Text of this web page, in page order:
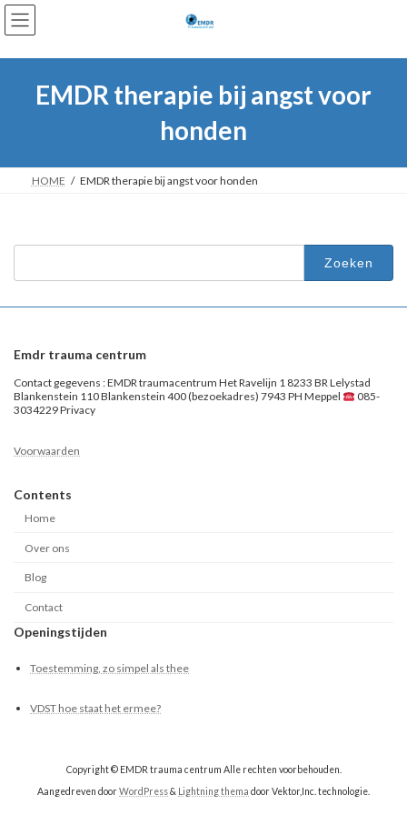
Ga
naar
de
Ga
naar
de
EMDR therapie bij angst voor
honden
HOME EMDR therapie bij angst voor honden
Zoeken
Emdr trauma centrum
Contact gegevens : EMDR traumacentrum Het Ravelijn 1 8233 BR Lelystad
Blankenstein 110 Blankenstein 400 (bezoekadres) 7943 PH Meppel
085-
3034229 Privacy
Voorwaarden
Contents
Home
Over ons
Blog
Contact
Openingstijden
Toestemming, zo simpel als thee
VDST hoe staat het ermee?
Copyright © EMDR trauma centrum Alle rechten voorbehouden.
Aangedreven doorWordPress& Lightning thema door Vektor,Inc. technologie.